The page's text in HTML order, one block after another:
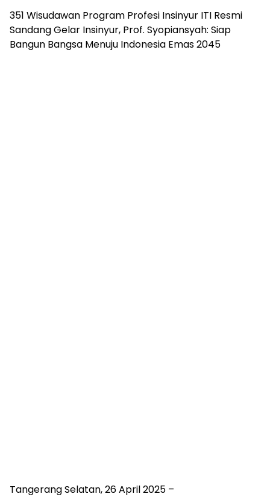
351 Wisudawan Program Profesi Insinyur ITI Resmi
Sandang Gelar Insinyur, Prof. Syopiansyah: Siap
Bangun Bangsa Menuju Indonesia Emas 2045
Tangerang Selatan, 26 April 2025 –